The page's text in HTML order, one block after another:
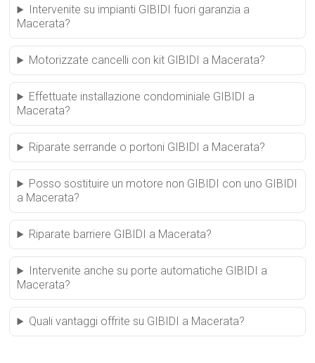
Intervenite su impianti GIBIDI fuori garanzia a
Macerata?
Motorizzate cancelli con kit GIBIDI a Macerata?
Effettuate installazione condominiale GIBIDI a
Macerata?
Riparate serrande o portoni GIBIDI a Macerata?
Posso sostituire un motore non GIBIDI con uno GIBIDI
a Macerata?
Riparate barriere GIBIDI a Macerata?
Intervenite anche su porte automatiche GIBIDI a
Macerata?
Quali vantaggi offrite su GIBIDI a Macerata?